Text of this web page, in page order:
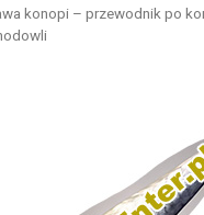
konopi – przewodnik po